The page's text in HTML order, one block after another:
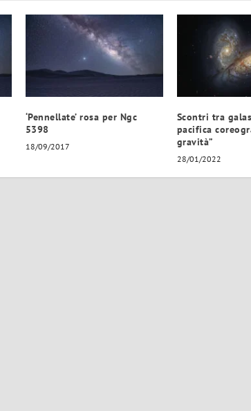
‘Pennellate’ rosa per Ngc
5398
18/09/2017
Scontri tra
pacifica
gravità”
28/01/2022